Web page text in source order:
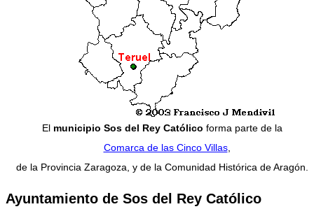
El municipio Sos del Rey Católico forma parte de la
Comarca de las Cinco Villas,
de la Provincia Zaragoza, y de la Comunidad Histórica de Aragón.
Ayuntamiento de Sos del Rey Católico